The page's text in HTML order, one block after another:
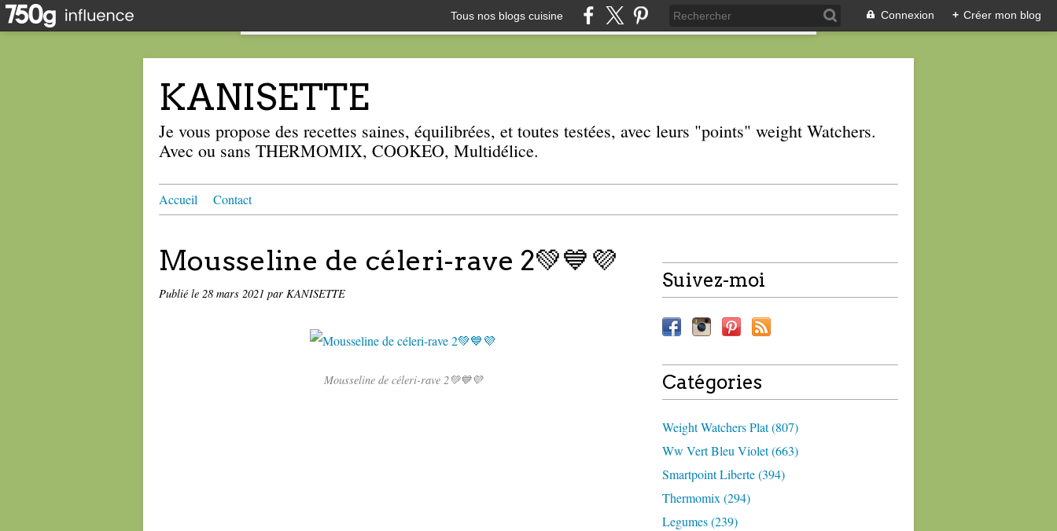
Tous nos blogs cuisine Connexion + Créer mon blog
KANISETTE
Je vous propose des recettes saines, équilibrées, et toutes testées, avec leurs "points" weight Watchers.
Avec ou sans THERMOMIX, COOKEO, Multidélice.
Accueil Contact
Mousseline de céleri-rave 2💚💙💜
Publié le 28 mars 2021 par KANISETTE
Mousseline de céleri-rave 2💚💙💜
Suivez-moi
Catégories
Weight Watchers Plat (807)
Ww Vert Bleu Violet (663)
Smartpoint Liberte (394)
Thermomix (294)
Legumes (239)